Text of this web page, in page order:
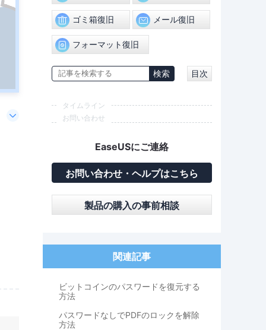
ゴミ箱復旧 メール復旧
フォーマット復旧
目次
タイムライン
お問い合わせ
EaseUSにご連絡
お問い合わせ・ヘルプはこちら
製品の購入の事前相談
関連記事
ビットコインのパスワードを復元する
方法
パスワードなしでPDFのロックを解除
方法